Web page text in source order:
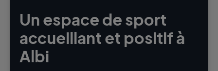
Un espace de sport
accueillant et positif à
Albi